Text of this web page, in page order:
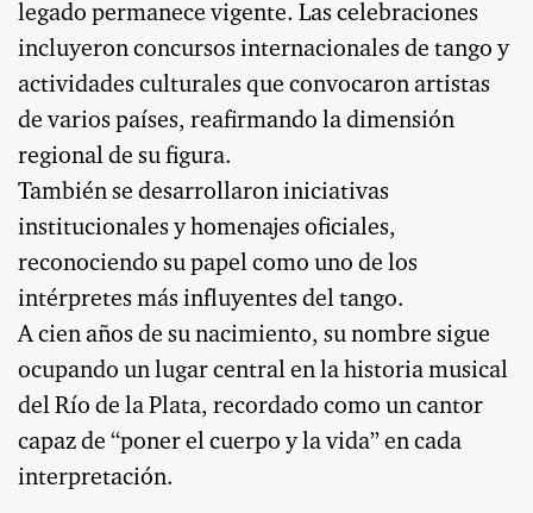
legado permanece vigente. Las celebraciones
incluyeron concursos internacionales de tango y
actividades culturales que convocaron artistas
de varios países, reafirmando la dimensión
regional de su figura.
También se desarrollaron iniciativas
institucionales y homenajes oficiales,
reconociendo su papel como uno de los
intérpretes más influyentes del tango.
A cien años de su nacimiento, su nombre sigue
ocupando un lugar central en la historia musical
del Río de la Plata, recordado como un cantor
capaz de “poner el cuerpo y la vida” en cada
interpretación.